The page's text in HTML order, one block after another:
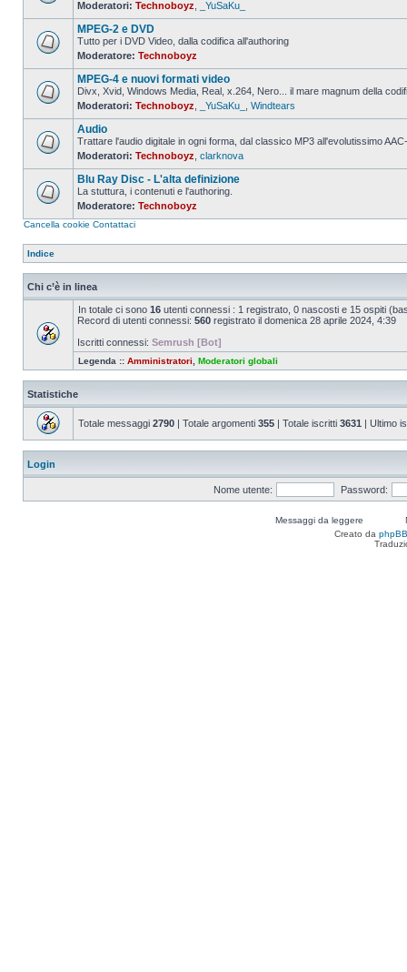
Nessun
messaggio
da
leggere
Moderatori: Technoboyz _YuSaKu_
Nessun
messaggio
da
leggere
MPEG-2 e DVD
Tutto per i DVD Video, dalla codifica all'authoring
Moderatore: Technoboyz
Nessun
messaggio
da
leggere
MPEG-4 e nuovi formati video
Divx, Xvid, Windows Media, Real, x.264, Nero... il mare magnum della
Moderatori: Technoboyz _YuSaKu_ Windtears
Nessun
messaggio
da
leggere
Audio
Trattare l'audio digitale in ogni forma, dal classico MP3 all'evolutissimo
Moderatori: Technoboyz clarknova
Nessun
messaggio
da
Blu Ray Disc - L'alta definizione
La stuttura, i contenuti e l'authoring.
Moderatore: Technoboyz
Cancella cookie Contattaci
Indice
Chi c’è in linea
In totale ci sono 16 utenti connessi : 1 registrato, 0 nascosti e 15 ospiti
Record di utenti connessi: 560 registrato il domenica 28 aprile 2024, 4:39
Iscritti connessi: Semrush [Bot]
Legenda :: Amministratori Moderatori globali
Statistiche
Totale messaggi 2790 | Totale argomenti 355 | Totale iscritti 3631 | Ultimo
Login
Nome utente: Password:
Messaggi da leggere
Creato da phpBB